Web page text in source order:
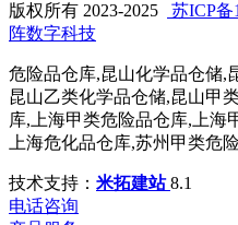
版权所有 2023-2025 苏ICP备
阵数字科技
危险品仓库,昆山化学品仓储,
昆山乙类化学品仓储,昆山甲
库,上海甲类危险品仓库,上海
上海危化品仓库,苏州甲类危
技术支持： 米拓建站8.1
电话咨询